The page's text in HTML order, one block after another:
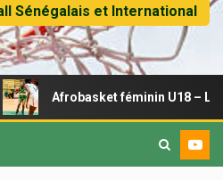
Sénégalais et International
Afrobasket féminin U18 – Le Mali